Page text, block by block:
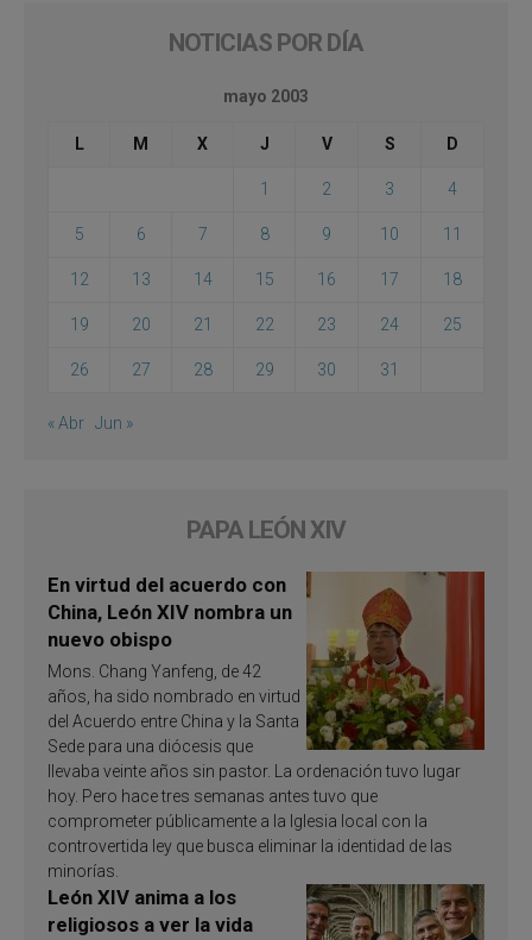
NOTICIAS POR DÍA
mayo 2003
L M X J V S D
1 2 3 4
5 6 7 8 9 10 11
12 13 14 15 16 17 18
19 20 21 22 23 24 25
26 27 28 29 30 31
« Abr Jun »
PAPA LEÓN XIV
En virtud del acuerdo con
China, León XIV nombra un
nuevo obispo
Mons. Chang Yanfeng, de 42
años, ha sido nombrado en virtud
del Acuerdo entre China y la Santa
Sede para una diócesis que
llevaba veinte años sin pastor. La ordenación tuvo lugar
hoy. Pero hace tres semanas antes tuvo que
comprometer públicamente a la Iglesia local con la
controvertida ley que busca eliminar la identidad de las
minorías.
León XIV anima a los
religiosos a ver la vida